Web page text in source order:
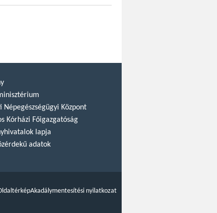
Népegészségügyi Központ
Kórházi Főigazgatóság
lapja
adatok
Akadálymentesítési nyilatkozat